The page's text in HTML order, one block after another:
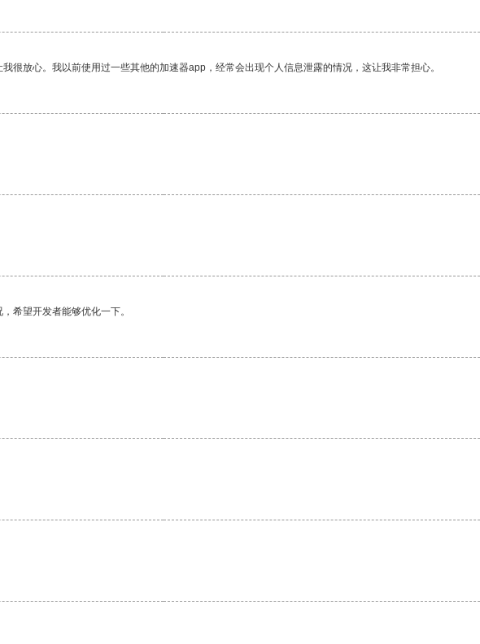
很放心。我以前使用过一些其他的加速器app，经常会出现个人信息泄露的情况，这让我非常担心。
希望开发者能够优化一下。